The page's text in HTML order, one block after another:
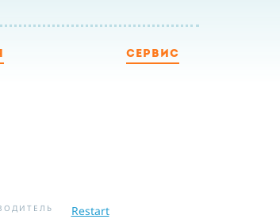
ознакомление сполитикой
СЕРВИС
Restart